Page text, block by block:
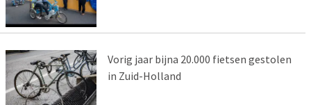
Vorig jaar bijna 20.000 fietsen gestolen
in Zuid-Holland